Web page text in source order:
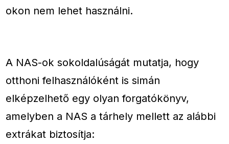
okon nem lehet használni.
A NAS-ok sokoldalúságát mutatja, hogy
otthoni felhasználóként is simán
elképzelhető egy olyan forgatókönyv,
amelyben a NAS a tárhely mellett az alábbi
extrákat biztosítja: